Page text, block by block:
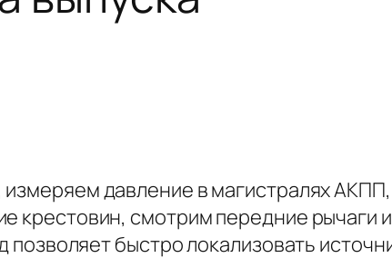
давление в магистралях
крестовин, смотрим передние рычаги
позволяет быстро локализовать